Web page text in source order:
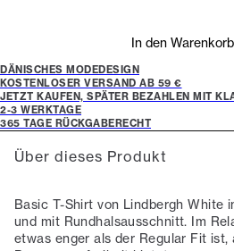
In den
DÄNISCHES MODEDESIGN
KOSTENLOSER VERSAND AB 59 €
JETZT KAUFEN, SPÄTER BEZAHLEN MIT
2-3 WERKTAGE
365 TAGE RÜCKGABERECHT
Über dieses Produkt
Basic T-Shirt von Lindbergh White
und mit Rundhalsausschnitt. Im
etwas enger als der Regular Fit ist,